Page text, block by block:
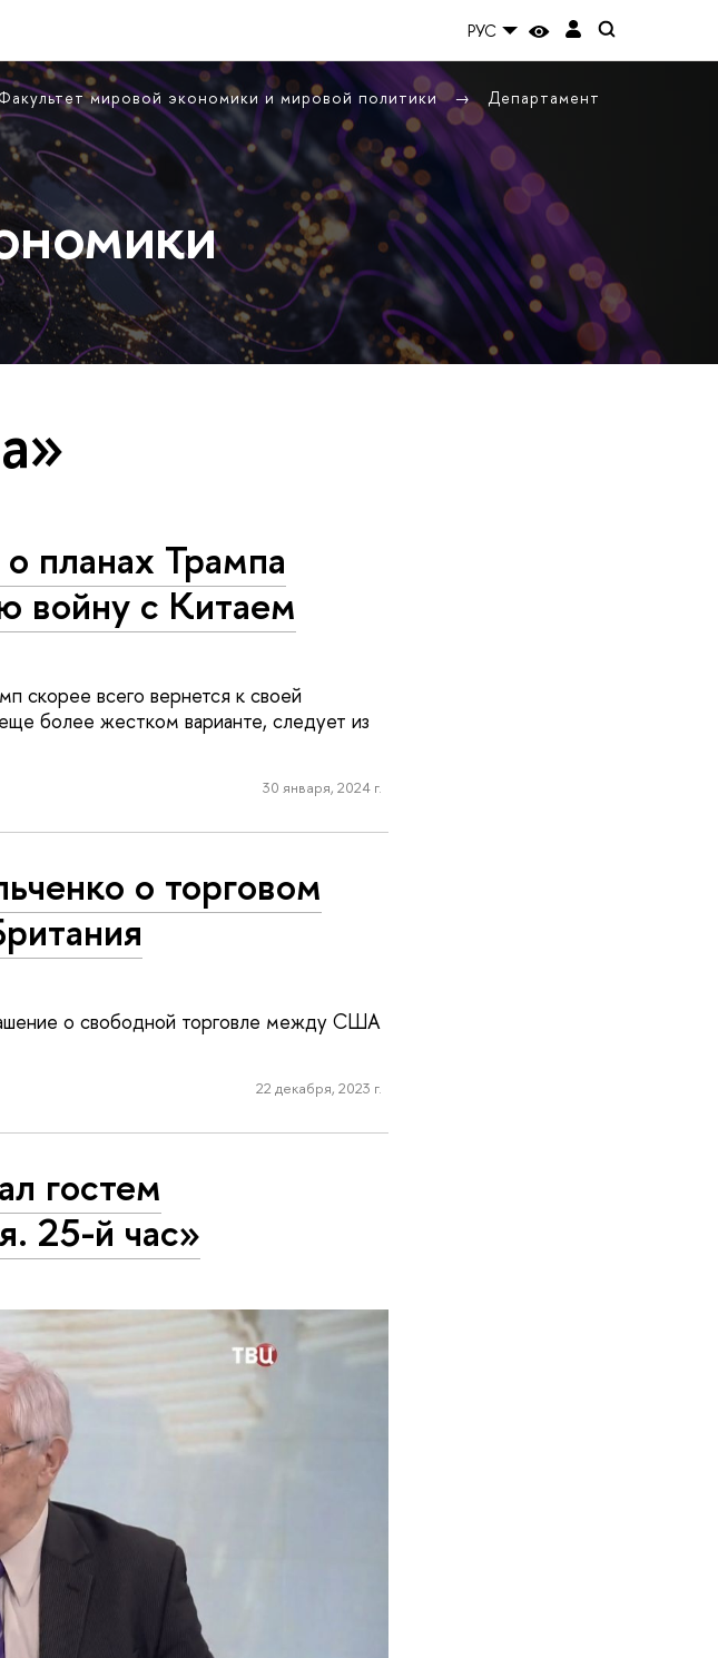
РУС
Факультет мировой экономики и мировой политики
Департамент
планах Трампа
войну с Китаем
скорее всего вернется к своей
более жестком варианте, следует из
30 января, 2024 г.
о торговом
о свободной торговле между США
22 декабря, 2023 г.
гостем
25-й час»